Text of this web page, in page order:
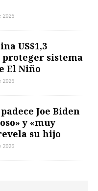
2026
US$1,3
sistema
El Niño
2026
Joe Biden
y «muy
su hijo
2026